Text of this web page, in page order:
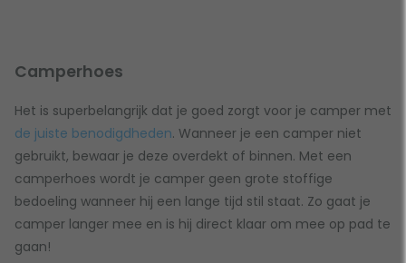
Camperhoes
Het is superbelangrijk dat je goed zorgt voor je camper met
de juiste benodigdheden. Wanneer je een camper niet
gebruikt, bewaar je deze overdekt of binnen. Met een
camperhoes wordt je camper geen grote stoffige
bedoeling wanneer hij een lange tijd stil staat. Zo gaat je
camper langer mee en is hij direct klaar om mee op pad te
gaan!